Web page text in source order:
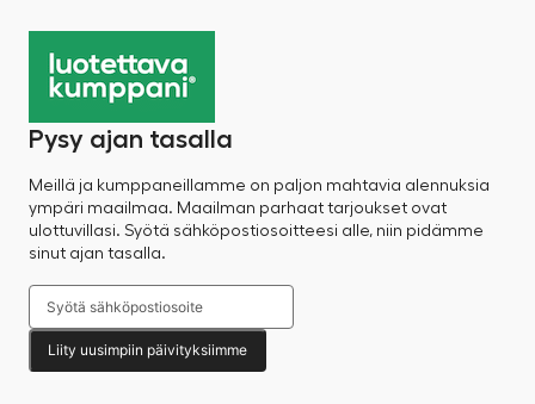
Pysy ajan tasalla
Meillä ja kumppaneillamme on paljon mahtavia alennuksia
ympäri maailmaa. Maailman parhaat tarjoukset ovat
ulottuvillasi. Syötä sähköpostiosoitteesi alle, niin pidämme
sinut ajan tasalla.
Liity uusimpiin päivityksiimme